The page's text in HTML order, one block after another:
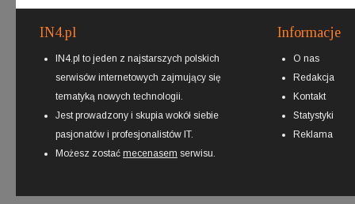
IN4.pl
IN4.pl to jeden z najstarszych polskich
serwisów internetowych zajmujący się
tematyką nowych technologii.
Jest prowadzony i skupia wokół siebie
pasjonatów i profesjonalistów IT.
Możesz zostać mecenasem serwisu.
Informacje
O nas
Redakcja
Kontakt
Statystyki
Reklama